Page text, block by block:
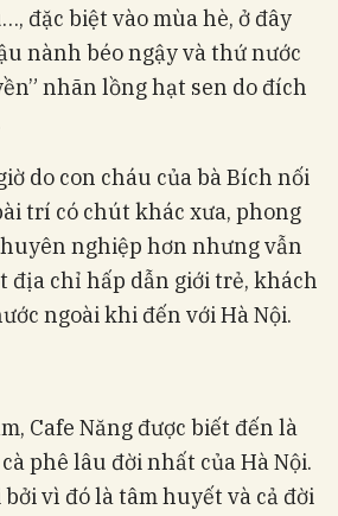
đặc biệt vào mùa hè, ở đây
nành béo ngậy và thứ nước
nhãn lồng hạt sen do đích
do con cháu của bà Bích nối
trí có chút khác xưa, phong
nghiệp hơn nhưng vẫn
địa chỉ hấp dẫn giới trẻ, khách
ngoài khi đến với Hà Nội.
Cafe Năng được biết đến là
phê lâu đời nhất của Hà Nội.
bởi vì đó là tâm huyết và cả đời